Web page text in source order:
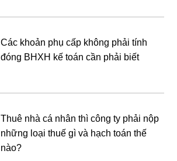
Các khoản phụ cấp không phải tính
đóng BHXH kế toán cần phải biết
Thuê nhà cá nhân thì công ty phải nộp
những loại thuế gì và hạch toán thế
nào?